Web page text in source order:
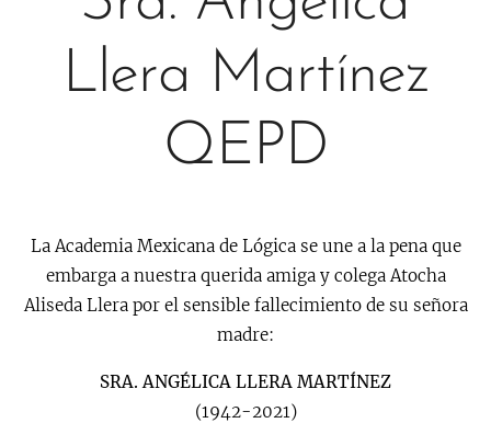
Llera Martínez
QEPD
La Academia Mexicana de Lógica se une a la pena que
embarga a nuestra querida amiga y colega Atocha
Aliseda Llera por el sensible fallecimiento de su señora
madre:
SRA. ANGÉLICA LLERA MARTÍNEZ
(1942-2021)